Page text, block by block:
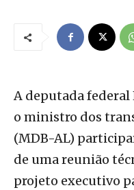
A deputada federal
o ministro dos
(MDB-AL)
de uma reunião
projeto executivo